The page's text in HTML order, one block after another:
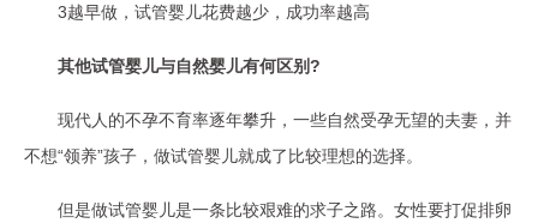
3越早做，试管婴儿花费越少，成功率越高
其他试管婴儿与自然婴儿有何区别?
现代人的不孕不育率逐年攀升，一些自然受孕无望的夫妻，并
不想“领养”孩子，做试管婴儿就成了比较理想的选择。
但是做试管婴儿是一条比较艰难的求子之路。女性要打促排卵